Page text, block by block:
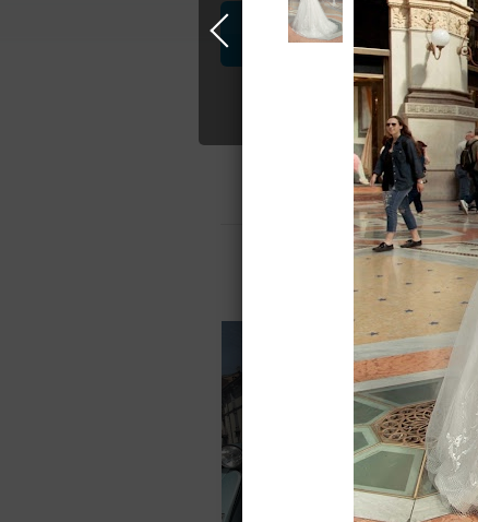
Профессионалы и услуги
Jully
закрытые
Свадебные платья О салоне
Для вас